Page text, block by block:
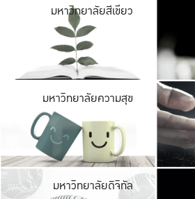
มหาวิทยาลัยสีเขียว
มหาวิทยาลัยความสุข
มหาวิทยาลัยดิจิทัล